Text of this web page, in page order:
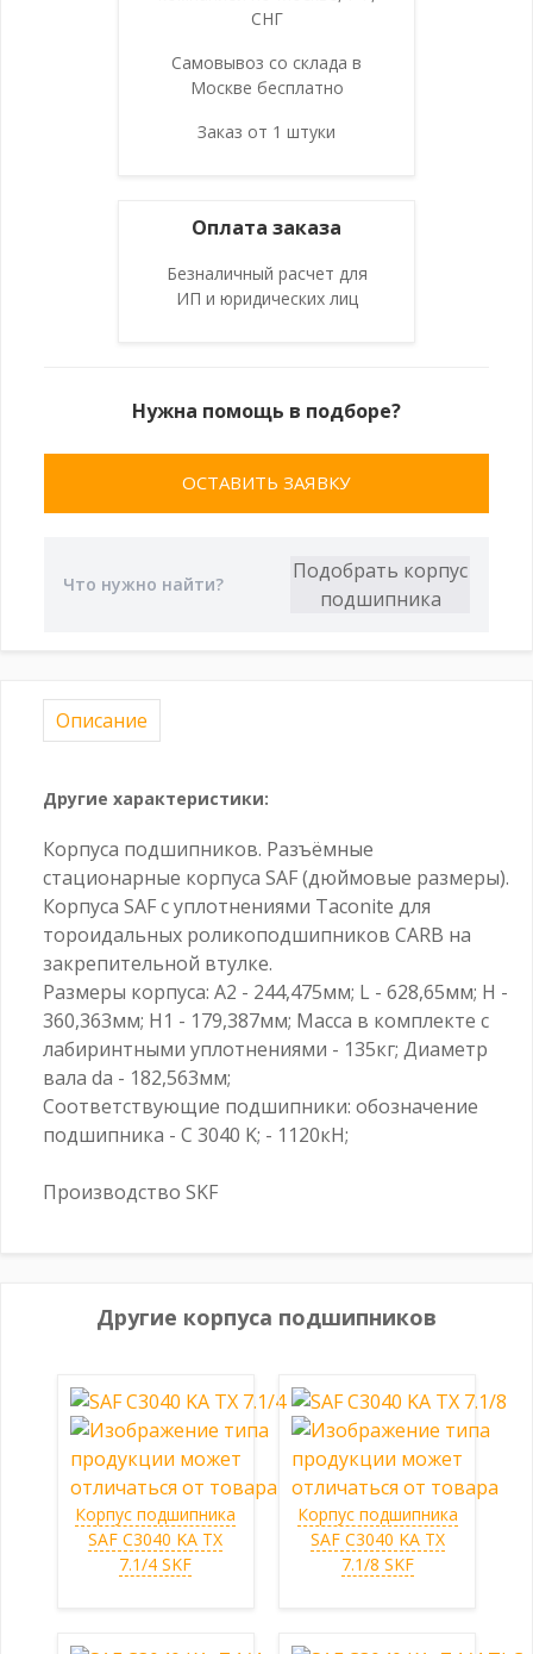
СНГ
Самовывоз со склада в
Москве бесплатно
Заказ от 1 штуки
Оплата заказа
Безналичный расчет для
ИП и юридических лиц
Нужна помощь в подборе?
ОСТАВИТЬ ЗАЯВКУ
Описание
Другие характеристики:
Корпуса подшипников. Разъёмные
стационарные корпуса SAF (дюймовые размеры).
Корпуса SAF с уплотнениями Taconite для
тороидальных роликоподшипников CARB на
закрепительной втулке.
Размеры корпуса: A2 - 244,475мм; L - 628,65мм; H -
360,363мм; H1 - 179,387мм; Масса в комплекте с
лабиринтными уплотнениями - 135кг; Диаметр
вала da - 182,563мм;
Соответствующие подшипники: обозначение
подшипника - C 3040 K; - 1120кН;
Производство SKF
Другие корпуса подшипников
Корпус подшипника
SAF C3040 KA TX
7.1/4 SKF
Корпус подшипника
SAF C3040 KA TX
7.1/8 SKF